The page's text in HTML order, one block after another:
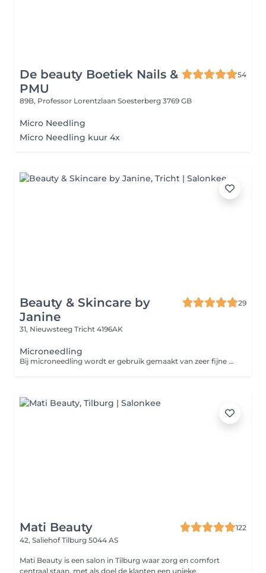
De beauty Boetiek Nails &
PMU
54
89B, Professor Lorentzlaan Soesterberg 3769 GB
Micro Needling
Micro Needling kuur 4x
Beauty & Skincare by
Janine
29
31, Nieuwsteeg Tricht 4196AK
Microneedling
Bij microneedling wordt er gebruik gemaakt van zeer fijne naaldjes die op hoog tempo vibreren in de huid. Zo maken de naaldjes kleine verticale geultjes in de huid waardoor de aanmaak van collageen en elastine wordt gestimuleerd. Dit levert een egalere en stevigere huid op. Ook worden acnelittekens en fijne lijntjes minder zichtbaar. Bij microneedling met een dermaroller wordt er gebruik gemaakt van een roller uitgerust met hele fijne naaldjes. Hiermee wordt de huid als het ware 'beschadigd'. Dit stimuleert de huidvernieuwing, waardoor deze soepeler, egaler en stralender wordt. Het voordeel van een dermapen ten opzichte van een Dermaroller is dat je minder hersteltijd nodig hebt en dat de behandeling prettiger is om te ondergaan.
Mati Beauty
122
42, SaliehofTilburg 5044 AS
Mati Beauty is een salon in Tilburg waar zorg en comfort
centraal staan, met als doel de klanten een unieke